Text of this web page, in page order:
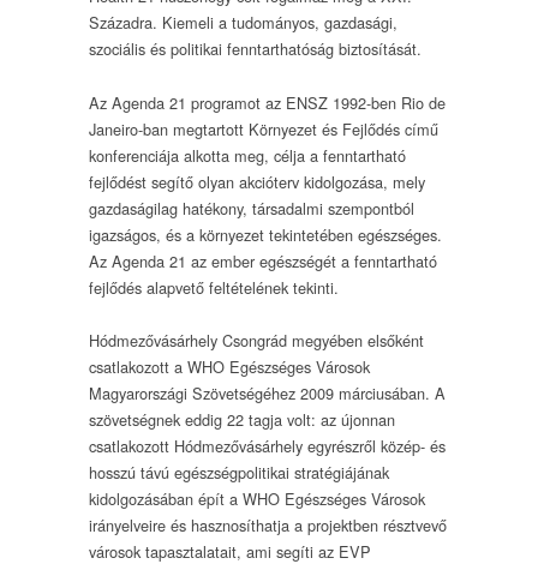
Századra. Kiemeli a tudományos, gazdasági,
szociális és politikai fenntarthatóság biztosítását.
Az Agenda 21 programot az ENSZ 1992-ben Rio de
Janeiro-ban megtartott Környezet és Fejlődés című
konferenciája alkotta meg, célja a fenntartható
fejlődést segítő olyan akcióterv kidolgozása, mely
gazdaságilag hatékony, társadalmi szempontból
igazságos, és a környezet tekintetében egészséges.
Az Agenda 21 az ember egészségét a fenntartható
fejlődés alapvető feltételének tekinti.
Hódmezővásárhely Csongrád megyében elsőként
csatlakozott a WHO Egészséges Városok
Magyarországi Szövetségéhez 2009 márciusában. A
szövetségnek eddig 22 tagja volt: az újonnan
csatlakozott Hódmezővásárhely egyrészről közép- és
hosszú távú egészségpolitikai stratégiájának
kidolgozásában épít a WHO Egészséges Városok
irányelveire és hasznosíthatja a projektben résztvevő
városok tapasztalatait, ami segíti az EVP